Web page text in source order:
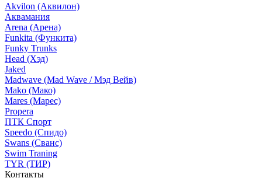
Akvilon (Аквилон)
Аквамания
Arena (Арена)
Funkita (Функита)
Funky Trunks
Head (Хэд)
Jaked
Madwave (Mad Wave / Мэд Вейв)
Mako (Мако)
Mares (Марес)
Propera
ПТК Спорт
Speedo (Спидо)
Swans (Сванс)
Swim Traning
TYR (ТИР)
Контакты